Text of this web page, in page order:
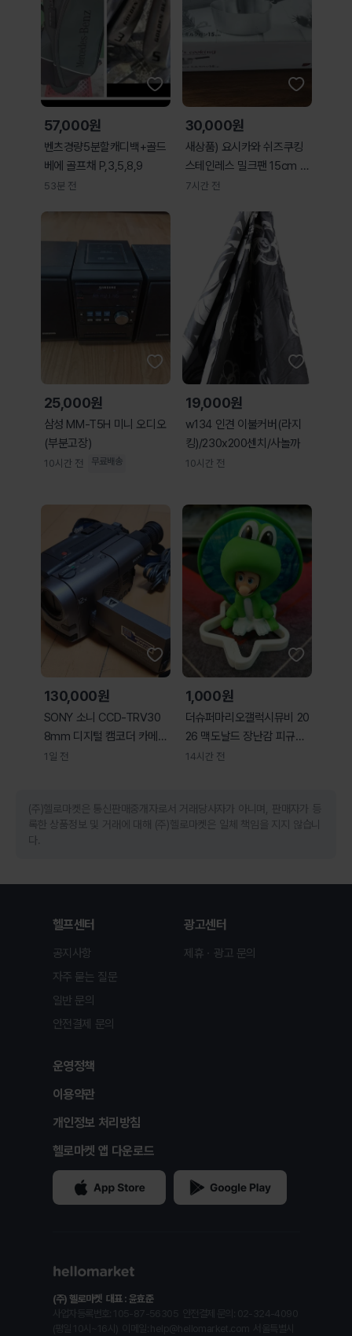
57,000원
벤츠경량5분할캐디백+골드
베에 골프채 P,3,5,8,9
53분 전
30,000원
새상품) 요시카와 쉬즈쿠킹
스테인레스 밀크팬 15cm 편
수냄비
7시간 전
25,000원
삼성 MM-T5H 미니 오디오
(부분고장)
10시간 전 무료배송
19,000원
w134 인견 이불커버(라지
킹)/230x200센치/사놀까
10시간 전
130,000원
SONY 소니 CCD-TRV30
8mm 디지털 캠코더 카메라
핸디캠
1일 전
1,000원
더슈퍼마리오갤럭시뮤비 20
26 맥도날드 장난감 피규어
6cm 1개당가격
14시간 전
(주)헬로마켓은 통신판매중개자로서 거래당사자가 아니며, 판매자가 등
록한 상품정보 및 거래에 대해 (주)헬로마켓은 일체 책임을 지지 않습니
다.
헬프센터
공지사항
자주 묻는 질문
일반 문의
안전결제 문의
광고센터
제휴ㆍ광고 문의
운영정책
이용약관
개인정보 처리방침
헬로마켓 앱 다운로드
(주) 헬로마켓 대표 : 윤효준